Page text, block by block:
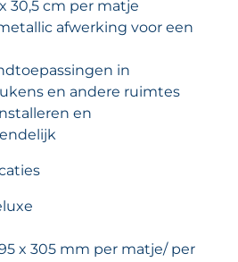
30,5 cm per matje
afwerking voor een
in
en andere ruimtes
en
x 305 mm per matje/ per